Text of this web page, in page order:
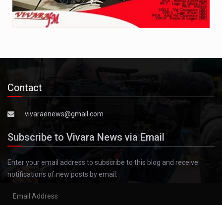
Contact
vivaraenews@gmail.com
Subscribe to Vivara News via Email
Enter your email address to subscribe to this blog and receive
notifications of new posts by email.